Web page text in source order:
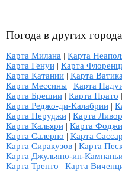
Погода в других
Карта Милана | Карта
Карта Генуи | Карта
Карта Катании | Карта
Карта Мессины | Карта
Карта Брешии | Карта Прато |
Карта Реджо-ди-Калабрии |
Карта Перуджи | Карта
Карта Кальяри | Карта Фоджи
Карта Салерно | Карта
Карта Сиракузов | Карта
Карта Джульяно-ин-
Карта Тренто | Карта